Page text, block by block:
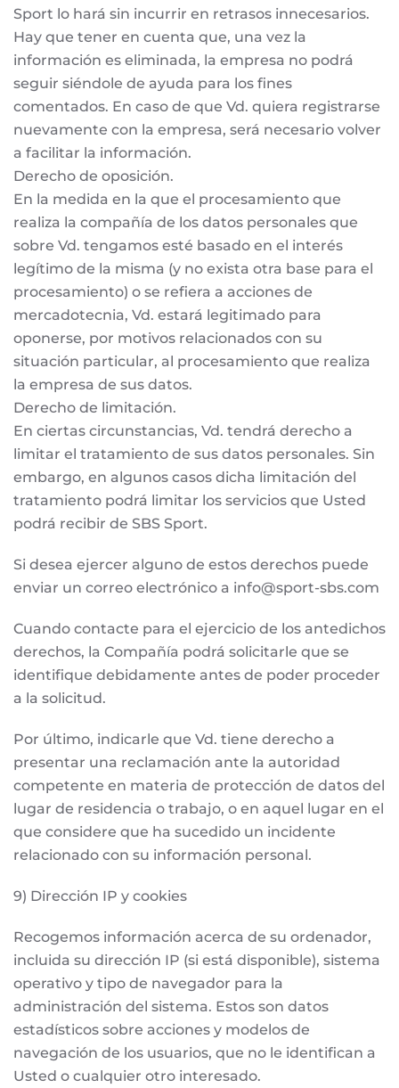
Sport lo hará sin incurrir en retrasos innecesarios.
Hay que tener en cuenta que, una vez la
información es eliminada, la empresa no podrá
seguir siéndole de ayuda para los fines
comentados. En caso de que Vd. quiera registrarse
nuevamente con la empresa, será necesario volver
a facilitar la información.
Derecho de oposición.
En la medida en la que el procesamiento que
realiza la compañía de los datos personales que
sobre Vd. tengamos esté basado en el interés
legítimo de la misma (y no exista otra base para el
procesamiento) o se refiera a acciones de
mercadotecnia, Vd. estará legitimado para
oponerse, por motivos relacionados con su
situación particular, al procesamiento que realiza
la empresa de sus datos.
Derecho de limitación.
En ciertas circunstancias, Vd. tendrá derecho a
limitar el tratamiento de sus datos personales. Sin
embargo, en algunos casos dicha limitación del
tratamiento podrá limitar los servicios que Usted
podrá recibir de SBS Sport.
Si desea ejercer alguno de estos derechos puede
enviar un correo electrónico a info@sport-sbs.com
Cuando contacte para el ejercicio de los antedichos
derechos, la Compañía podrá solicitarle que se
identifique debidamente antes de poder proceder
a la solicitud.
Por último, indicarle que Vd. tiene derecho a
presentar una reclamación ante la autoridad
competente en materia de protección de datos del
lugar de residencia o trabajo, o en aquel lugar en el
que considere que ha sucedido un incidente
relacionado con su información personal.
9) Dirección IP y cookies
Recogemos información acerca de su ordenador,
incluida su dirección IP (si está disponible), sistema
operativo y tipo de navegador para la
administración del sistema. Estos son datos
estadísticos sobre acciones y modelos de
navegación de los usuarios, que no le identifican a
Usted o cualquier otro interesado.